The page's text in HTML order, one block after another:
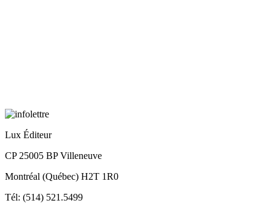
Lux Éditeur
CP 25005 BP Villeneuve
Montréal (Québec) H2T 1R0
Tél: (514) 521.5499